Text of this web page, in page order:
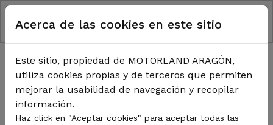
Pasar al contenido principal
RUTA DE NAVEGACIÓN
Inicio Noticias
TODA LA ACTUALIDAD DE
MOTORLAND
Acerca de las cookies en este sitio
Este sitio, propiedad de MOTORLAND ARAGÓN,
utiliza cookies propias y de terceros que permiten
mejorar la usabilidad de navegación y recopilar
información.
Haz click en "Aceptar cookies" para aceptar todas las